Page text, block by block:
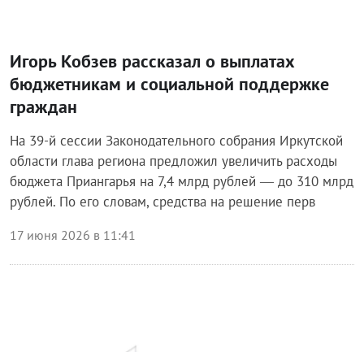
Игорь Кобзев рассказал о выплатах
бюджетникам и социальной поддержке
граждан
На 39-й сессии Законодательного собрания Иркутской
области глава региона предложил увеличить расходы
бюджета Приангарья на 7,4 млрд рублей — до 310 млрд
рублей. По его словам, средства на решение перв
17 июня 2026 в 11:41